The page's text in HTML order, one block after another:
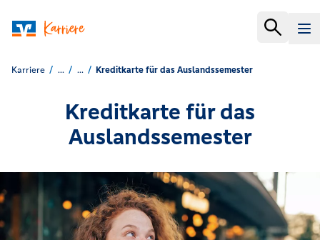
Karriere ... ... Kreditkarte für das Auslandssemester
Kreditkarte für das
Auslandssemester